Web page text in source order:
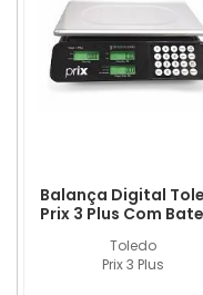
Toledo
Prix 3 Plus
Balança Digital
Prix 3 Plus Com